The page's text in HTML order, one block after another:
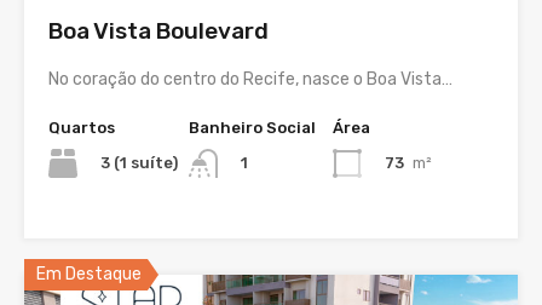
Boa Vista Boulevard
No coração do centro do Recife, nasce o Boa Vista…
Quartos
3 (1 suíte)
Banheiro Social
1
Área
73 m²
Em Destaque